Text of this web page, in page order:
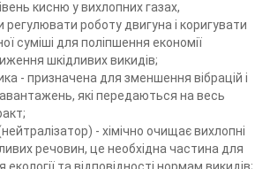
кисню у вихлопних газах,
роботу двигуна і коригувати
суміші для поліпшення економії
шкідливих викидів;
- призначена для зменшення вібрацій і
які передаються на весь
- хімічно очищає вихлопні
речовин, це необхідна частина для